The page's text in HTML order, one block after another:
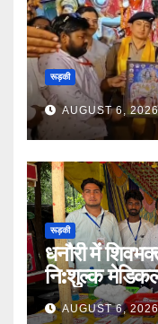
रूड़की
AUGUST 6,
रूड़की
धनौरी में
नि:शुल्क
AUGUST 6,